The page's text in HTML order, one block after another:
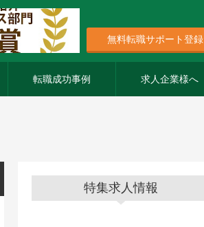
無料転職サポート登録
転職成功事例 求人企業様へ
特集求人情報